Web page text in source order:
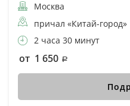
Москва
причал «Китай-город»
2 часа 30 минут
от 1 650